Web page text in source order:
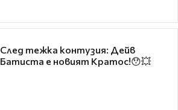
След тежка контузия: Дейв
Батиста е новият Кратос!😯💥